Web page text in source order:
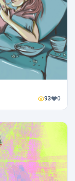
93 0